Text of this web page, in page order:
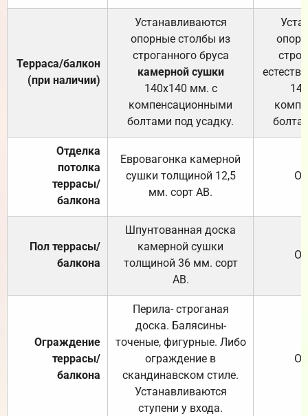
Терраса/балкон
(при наличии)
Устанавливаются
опорные столбы из
строганного бруса
камерной сушки
140х140 мм. с
компенсационными
болтами под усадку.
Отделка
потолка
террасы/
балкона
Евровагонка камерной
сушки толщиной 12,5
мм. сорт АВ.
Пол террасы/
балкона
Шпунтованная доска
камерной сушки
толщиной 36 мм. сорт
АВ.
Ограждение
террасы/
балкона
Перила- строганая
доска. Балясины-
точеные, фигурные. Либо
ограждение в
скандинавском стиле.
Устанавливаются
ступени у входа.